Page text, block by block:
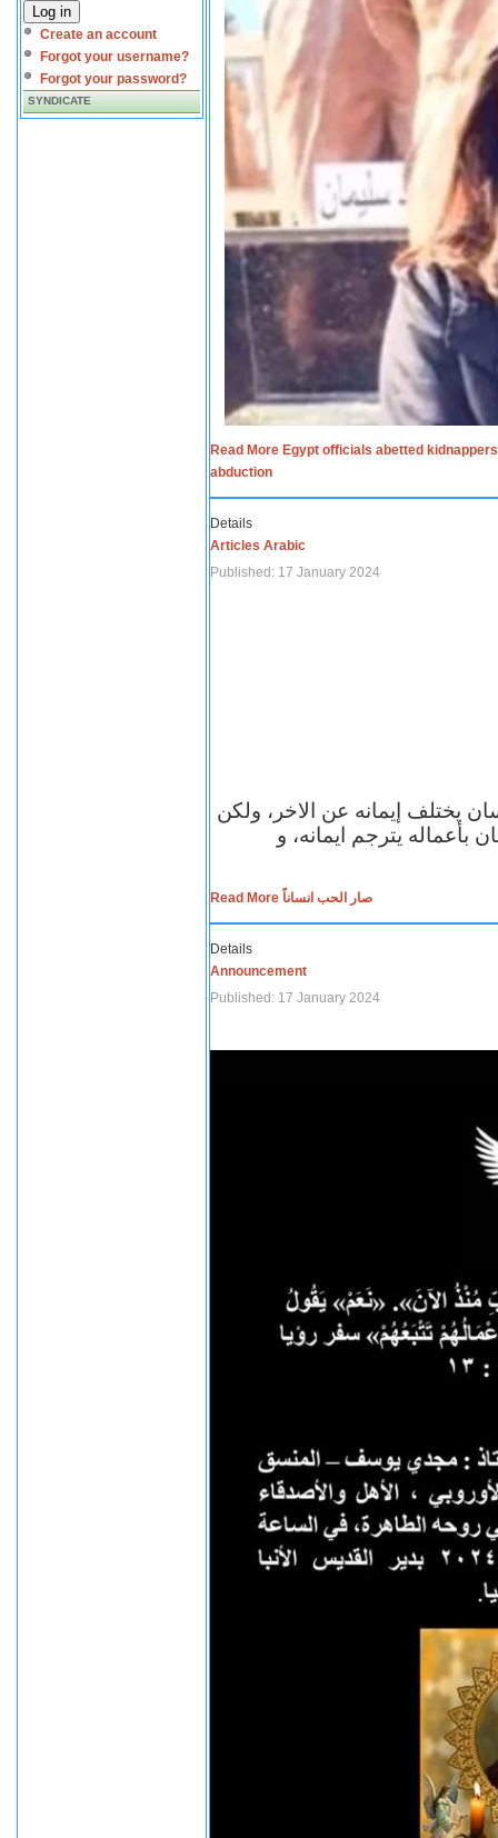
Log in
Create an account
Forgot your username?
Forgot your password?
SYNDICATE
Read More Egypt officials abetted
abduction
Details
Articles Arabic
Published: 17 January 2024
يختلف إيمانه عن الاخر، ولكن
بأعماله يترجم ايمانه، و
Read More صار الحب انساناً
Details
Announcement
Published: 17 January 2024